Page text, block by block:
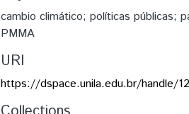
cambio climático; políticas públicas;
PMMA
URI
https://dspace.unila.edu.br/handle/